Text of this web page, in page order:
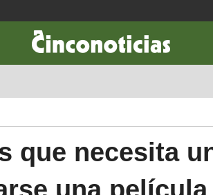
que necesita